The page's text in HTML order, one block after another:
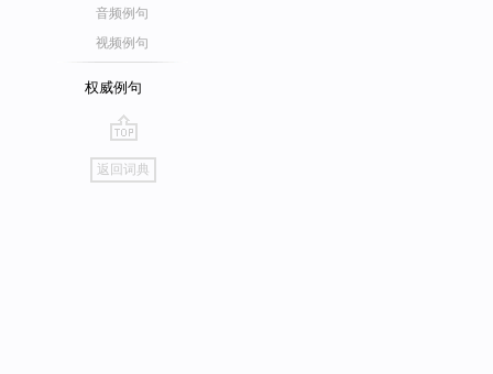
音频例句
视频例句
权威例句
go
top
返回词典